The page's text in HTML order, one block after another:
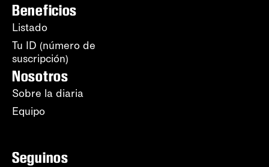
Beneficios
Listado
Tu ID (número de
suscripción)
Nosotros
Sobre la diaria
Equipo
Seguinos